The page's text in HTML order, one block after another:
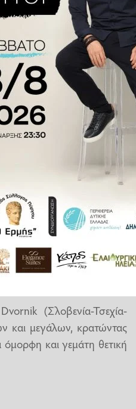
το βράδυ της Κυριακής
στην «Αλάνα», που
χρόνων
από την πρώτη
στις πλατείες», δράση
Παιδιά και Νέους
καθημερινά «πνοή»
οδού Αλφειού 39 στον
ζεστή και χαρούμενη
που παρουσίασαν
εντυπώσεις και ζεστό
και ακολούθως
ενώ η εθελόντρια του
διέπει το«Σινεμά στις
(Σλοβενία-Τσεχία-
και μεγάλων, κρατώντας
και γεμάτη θετική